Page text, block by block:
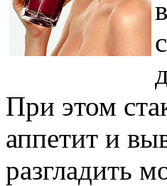
При этом
аппетит и
разгладить